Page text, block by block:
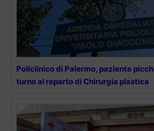
Policlinico di Palermo, paziente
turno al reparto di Chirurgia plastica